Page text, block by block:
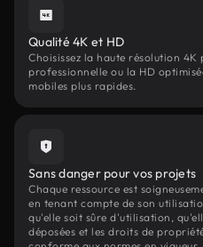
Qualité 4K et HD
Choisissez la haute résolution
professionnelle ou la HD
mobiles plus rapides.
Sans danger pour vos projets
Chaque ressource est
en tenant compte de son
qu'elle soit sûre d'utilisation,
déposées et les droits de